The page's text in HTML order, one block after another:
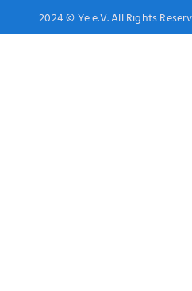
2024 © Ye e.V. All Rights